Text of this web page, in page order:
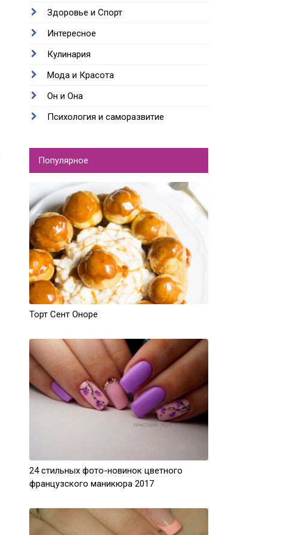
Здоровье и Спорт
Интересное
Кулинария
Мода и Красота
Он и Она
Психология и саморазвитие
Популярное
Торт Сент Оноре
24 стильных фото-новинок цветного
французского маникюра 2017